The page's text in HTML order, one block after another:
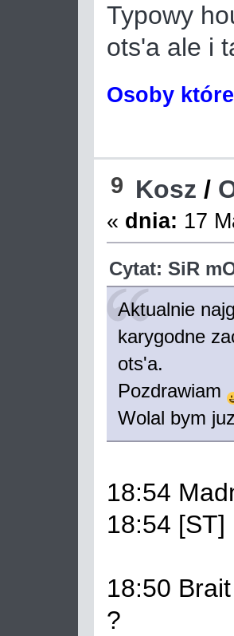
Typowy
ots'a ale i
Osoby
9 Kosz /
« dnia: 17
Cytat: SiR
Aktualnie
karygodne
ots'a.
Pozdrawiam
Wolal bym
18:54
18:54 [ST]
18:50
?